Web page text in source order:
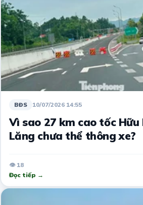
BĐS 10/07/2026 14:55
Vì sao 27 km cao tốc Hữu
Lăng chưa thể thông xe?
👁 18
Đọc tiếp →